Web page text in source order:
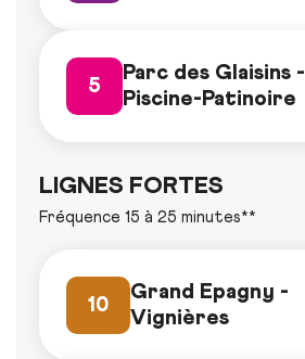
5
Parc des Glaisins -
Piscine-Patinoire
LIGNES FORTES
Fréquence 15 à 25 minutes**
10
Grand Epagny -
Vignières